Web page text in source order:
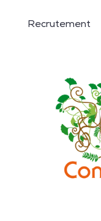
Recrutement